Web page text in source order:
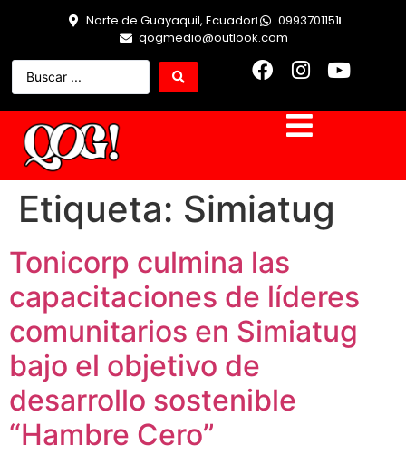
Norte de Guayaquil, Ecuador
0993701151
qogmedio@outlook.com
Etiqueta: Simiatug
Tonicorp culmina las
capacitaciones de líderes
comunitarios en Simiatug
bajo el objetivo de
desarrollo sostenible
“Hambre Cero”